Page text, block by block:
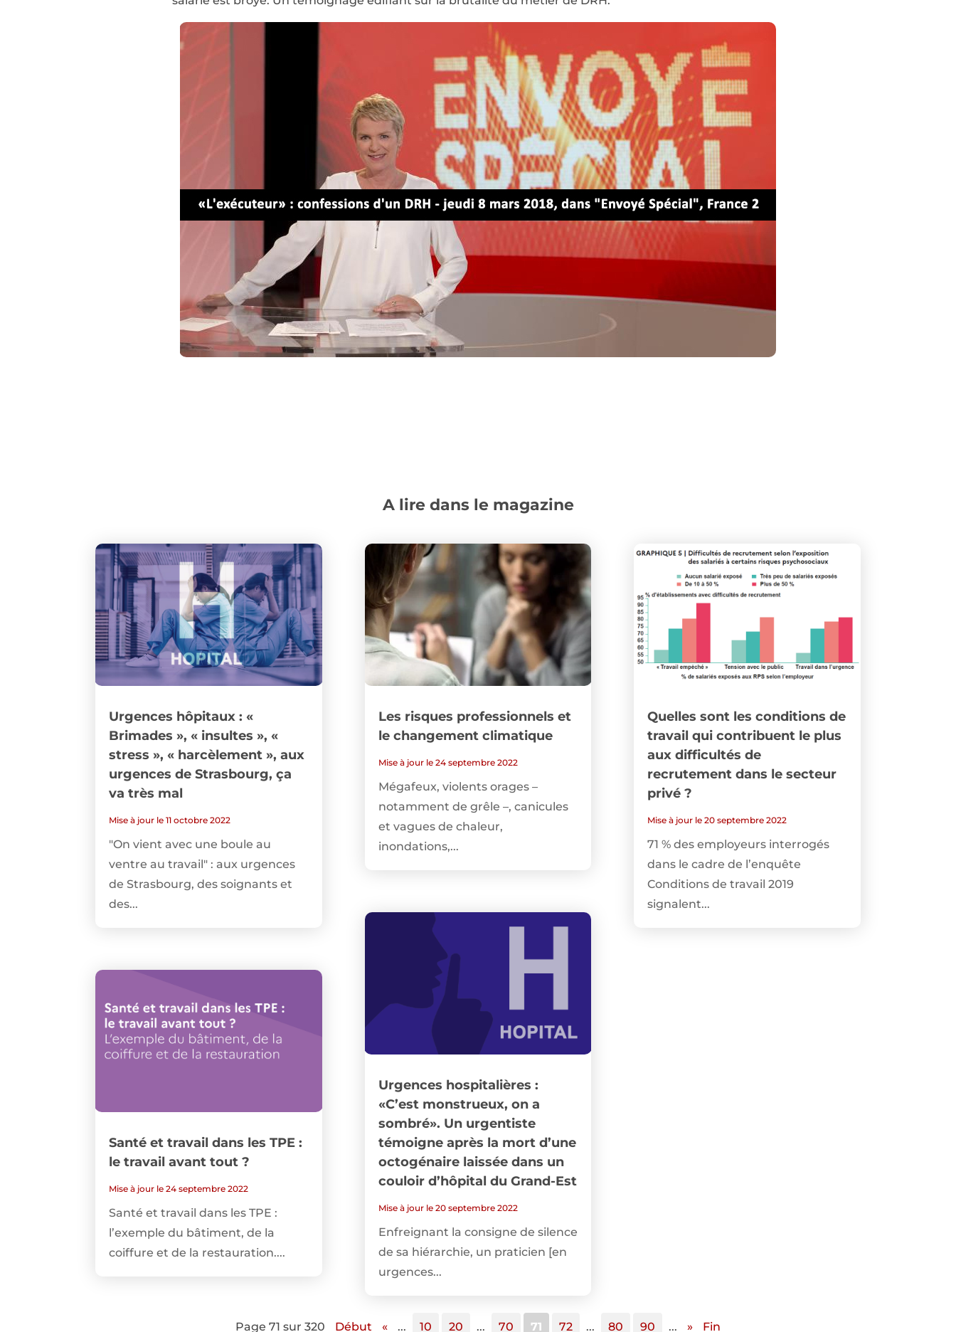
A lire dans le magazine
Urgences hôpitaux : «
Brimades », « insultes », «
stress », « harcèlement », aux
urgences de Strasbourg, ça
va très mal
Mise à jour le 11 octobre 2022
"On vient avec une boule au
ventre au travail" : aux urgences
de Strasbourg, des soignants et
des...
Santé et travail dans les TPE :
le travail avant tout ?
Mise à jour le 24 septembre 2022
Santé et travail dans les TPE :
l’exemple du bâtiment, de la
coiffure et de la restauration....
Les risques professionnels et
le changement climatique
Mise à jour le 24 septembre 2022
Mégafeux, violents orages –
notamment de grêle –, canicules
et vagues de chaleur,
inondations,...
Urgences hospitalières :
«C’est monstrueux, on a
sombré». Un urgentiste
témoigne après la mort d’une
octogénaire laissée dans un
couloir d’hôpital du Grand-Est
Mise à jour le 20 septembre 2022
Enfreignant la consigne de silence
de sa hiérarchie, un praticien [en
urgences...
Quelles sont les conditions de
travail qui contribuent le plus
aux difficultés de
recrutement dans le secteur
privé ?
Mise à jour le 20 septembre 2022
71 % des employeurs interrogés
dans le cadre de l’enquête
Conditions de travail 2019
signalent...
Page 71 sur 320 Début « ... 10 20 ... 70 71 72 ... 80 90 ... » Fin